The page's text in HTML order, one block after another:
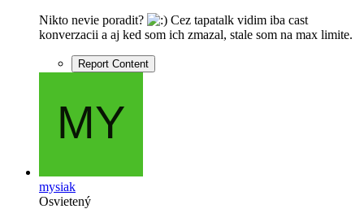
Nikto nevie poradit?
Cez tapatalk vidim iba cast
konverzacii a aj ked som ich zmazal, stale som na max limite.
Report Content
mysiak
Osvietený